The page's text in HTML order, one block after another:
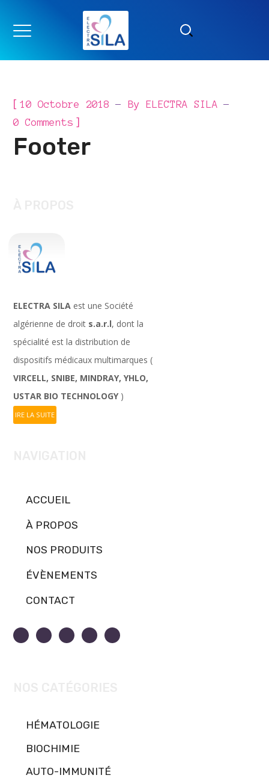
[10 Octobre 2018 ByELECTRA SILA
0 Comments ]
Footer
ELECTRA SILA est une Société
algérienne de droit s.a.r.l, dont la
spécialité est la distribution de
dispositifs médicaux multimarques (
VIRCELL, SNIBE, MINDRAY, YHLO,
USTAR BIO TECHNOLOGY )
IRE LA SUITE
ACCUEIL
À PROPOS
NOS PRODUITS
ÉVÈNEMENTS
CONTACT
HÉMATOLOGIE
BIOCHIMIE
AUTO-IMMUNITÉ